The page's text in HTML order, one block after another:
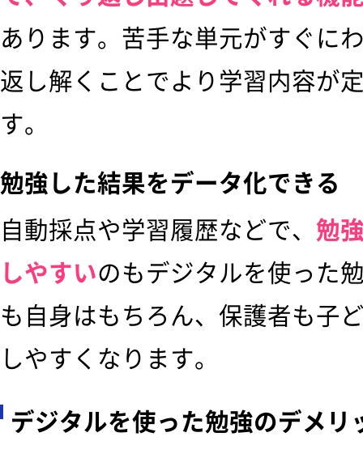
あります。苦手な単元がすぐに
返し解くことでより学習内容が
す。
勉強した結果をデータ化できる
自動採点や学習履歴などで、 勉
しやすいのもデジタルを使った
も自身はもちろん、保護者も子
しやすくなります。
デジタルを使った勉強のデメリ